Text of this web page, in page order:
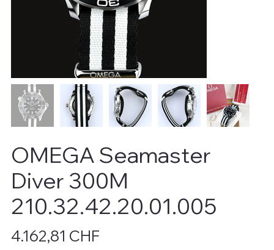
OMEGA Seamaster
Diver 300M
210.32.42.20.01.005
4.162,81 CHF